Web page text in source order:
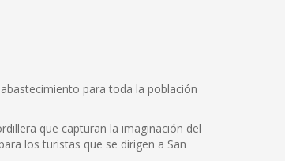
para toda la población
que capturan la imaginación del
los turistas que se dirigen a San